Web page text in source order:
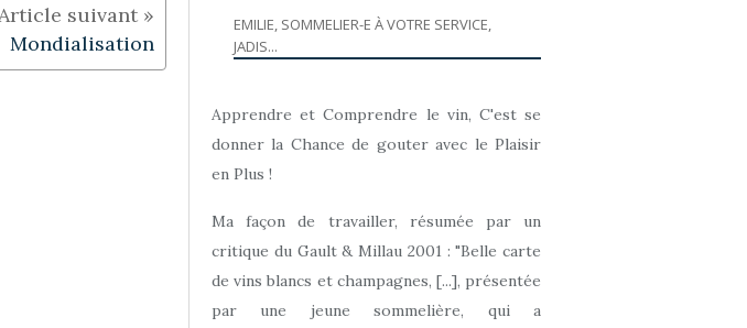
Mondialisation
EMILIE, SOMMELIER-E À VOTRE SERVICE,
JADIS...
Apprendre et Comprendre le vin, C'est se
donner la Chance de gouter avec le Plaisir
en Plus !
Ma façon de travailler, résumée par un
critique du Gault & Millau 2001 : "Belle carte
de vins blancs et champagnes, [...], présentée
par une jeune sommelière, qui a